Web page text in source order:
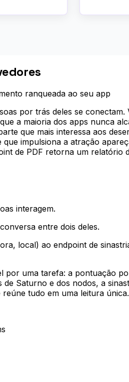
ranqueada ao seu app
por trás deles se
a maioria dos apps nunca
que mais interessa aos
impulsiona a atração
de PDF retorna um relatório
interagem.
entre dois deles.
local) ao endpoint de
uma tarefa: a pontuação
Saturno e dos nodos, a
tudo em uma leitura única.